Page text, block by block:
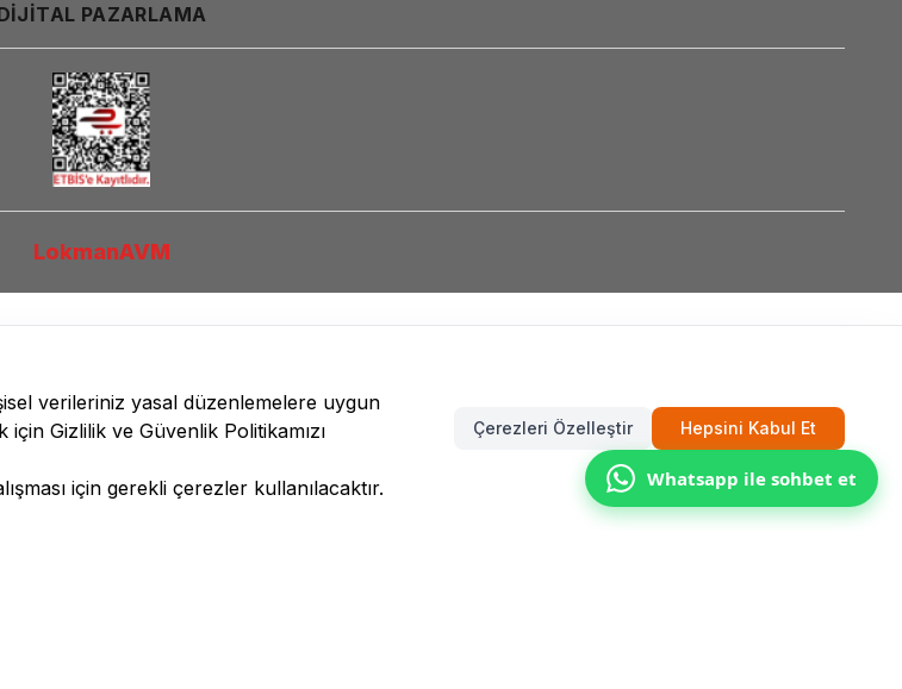
Whatsapp ile sohbet et
PAZARLAMA
LokmanAVM
verileriniz yasal düzenlemelere uygun
için Gizlilik ve Güvenlik Politikamızı
için gerekli çerezler kullanılacaktır.
Çerezleri Özelleştir Hepsini Kabul Et